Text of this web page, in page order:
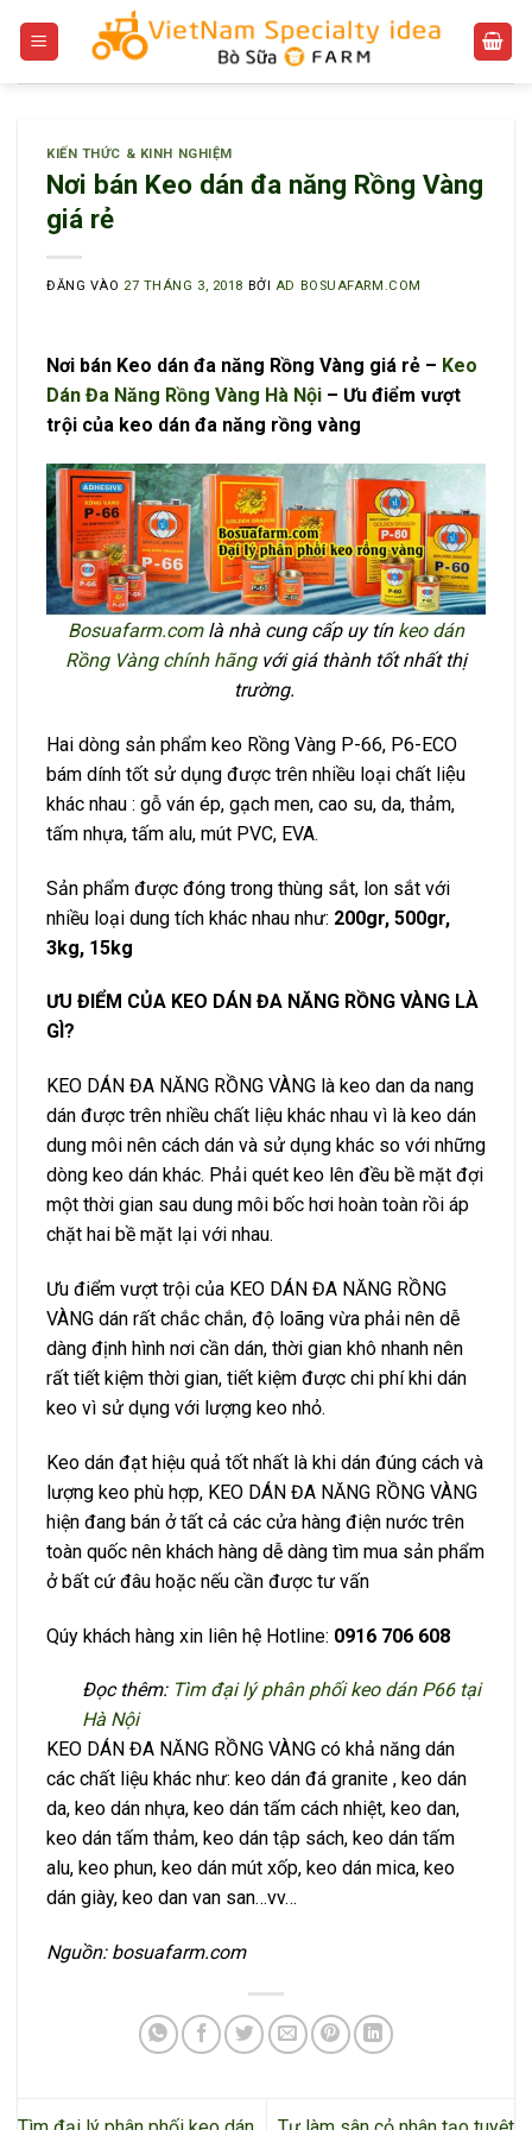
KIẾN THỨC & KINH NGHIỆM
Nơi bán Keo dán đa năng Rồng Vàng
giá rẻ
ĐĂNG VÀO 27 THÁNG 3, 2018 BỞI AD BOSUAFARM.COM
Nơi bán Keo dán đa năng Rồng Vàng giá rẻ – Keo
Dán Đa Năng Rồng Vàng Hà Nội – Ưu điểm vượt
trội của keo dán đa năng rồng vàng
Bosuafarm.comlà nhà cung cấp uy tín keo dán
Rồng Vàng chính hãngvới giá thành tốt nhất thị
trường.
Hai dòng sản phẩm keo Rồng Vàng P-66, P6-ECO
bám dính tốt sử dụng được trên nhiều loại chất liệu
khác nhau : gỗ ván ép, gạch men, cao su, da, thảm,
tấm nhựa, tấm alu, mút PVC, EVA.
Sản phẩm được đóng trong thùng sắt, lon sắt với
nhiều loại dung tích khác nhau như: 200gr, 500gr,
3kg, 15kg
ƯU ĐIỂM CỦA KEO DÁN ĐA NĂNG RỒNG VÀNG LÀ
GÌ?
KEO DÁN ĐA NĂNG RỒNG VÀNG là keo dan da nang
dán được trên nhiều chất liệu khác nhau vì là keo dán
dung môi nên cách dán và sử dụng khác so với những
dòng keo dán khác. Phải quét keo lên đều bề mặt đợi
một thời gian sau dung môi bốc hơi hoàn toàn rồi áp
chặt hai bề mặt lại với nhau.
Ưu điểm vượt trội của KEO DÁN ĐA NĂNG RỒNG
VÀNG dán rất chắc chắn, độ loãng vừa phải nên dễ
dàng định hình nơi cần dán, thời gian khô nhanh nên
rất tiết kiệm thời gian, tiết kiệm được chi phí khi dán
keo vì sử dụng với lượng keo nhỏ.
Keo dán đạt hiệu quả tốt nhất là khi dán đúng cách và
lượng keo phù hợp, KEO DÁN ĐA NĂNG RỒNG VÀNG
hiện đang bán ở tất cả các cửa hàng điện nước trên
toàn quốc nên khách hàng dễ dàng tìm mua sản phẩm
ở bất cứ đâu hoặc nếu cần được tư vấn
Qúy khách hàng xin liên hệ Hotline: 0916 706 608
Đọc thêm: Tìm đại lý phân phối keo dán P66 tại
Hà Nội
KEO DÁN ĐA NĂNG RỒNG VÀNG có khả năng dán
các chất liệu khác như: keo dán đá granite , keo dán
da, keo dán nhựa, keo dán tấm cách nhiệt, keo dan,
keo dán tấm thảm, keo dán tập sách, keo dán tấm
alu, keo phun, keo dán mút xốp, keo dán mica, keo
dán giày, keo dan van san…vv…
Nguồn: bosuafarm.com